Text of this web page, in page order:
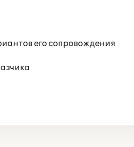
его сопровождения